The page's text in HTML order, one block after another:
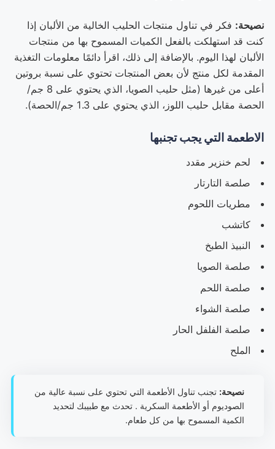
نصيحة: فكر في تناول منتجات الحليب الخالية من الألبان إذا
كنت قد استهلكت بالفعل الكميات المسموح بها من منتجات
الألبان لهذا اليوم. بالإضافة إلى ذلك، اقرأ دائمًا معلومات التغذية
المقدمة لكل منتج لأن بعض المنتجات تحتوي على نسبة بروتين
أعلى من غيرها (مثل حليب الصويا، الذي يحتوي على 8 جم/
الحصة مقابل حليب اللوز، الذي يحتوي على 1.3 جم/الحصة).
الاطعمة التي يجب تجنبها
لحم خنزير مقدد
صلصة التارتار
مطريات اللحوم
كاتشب
النبيذ الطبخ
صلصة الصويا
صلصة اللحم
صلصة الشواء
صلصة الفلفل الحار
الملح
نصيحة: تجنب تناول الأطعمة التي تحتوي على نسبة عالية من
الصوديوم أو الأطعمة السكرية . تحدث مع طبيبك لتحديد
الكمية المسموح بها من كل طعام.